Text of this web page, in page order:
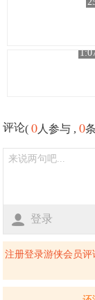
评论(0 人参与 ,0
登录
注册登录游侠会员